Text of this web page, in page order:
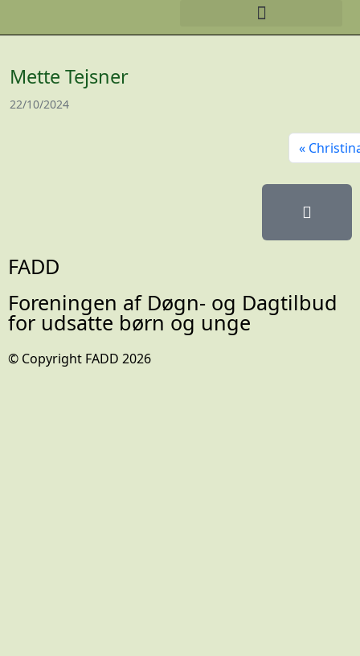
Mette Tejsner
22/10/2024
FADD
Foreningen af Døgn- og Dagtilbud
for udsatte børn og unge
© Copyright FADD 2026